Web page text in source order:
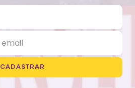
CADASTRAR